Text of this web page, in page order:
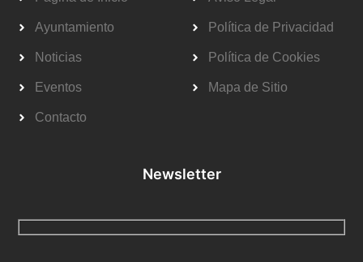
Ayuntamiento
Noticias
Eventos
Contacto
Política de Privacidad
Política de Cookies
Mapa de Sitio
Newsletter